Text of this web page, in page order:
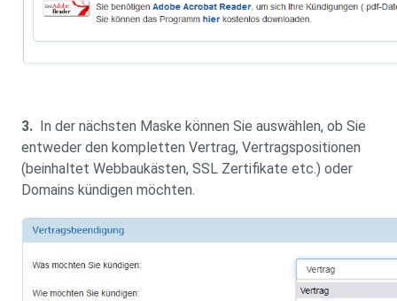
3. In der nächsten Maske können Sie auswählen, ob Sie
entweder den kompletten Vertrag, Vertragspositionen
(beinhaltet Webbaukästen, SSL Zertifikate etc.) oder
Domains kündigen möchten.